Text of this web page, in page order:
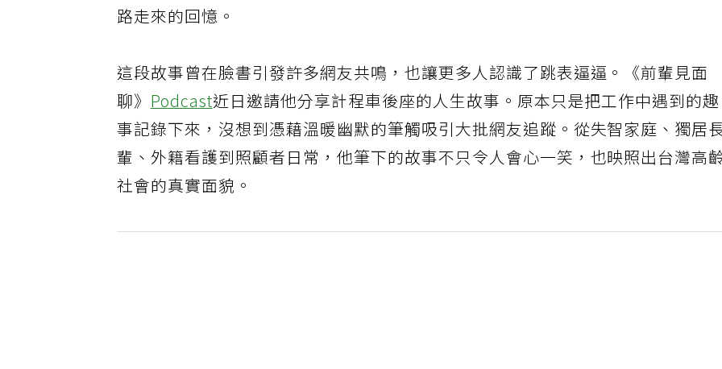
路走來的回憶。
這段故事曾在臉書引發許多網友共鳴，也讓更多人認識了跳表逼逼。《前輩見面
聊》Podcast近日邀請他分享計程車後座的人生故事。原本只是把工作中遇到的趣
事記錄下來，沒想到憑藉溫暖幽默的筆觸吸引大批網友追蹤。從失智家庭、獨居
輩、外籍看護到照顧者日常，他筆下的故事不只令人會心一笑，也映照出台灣高
社會的真實面貌。